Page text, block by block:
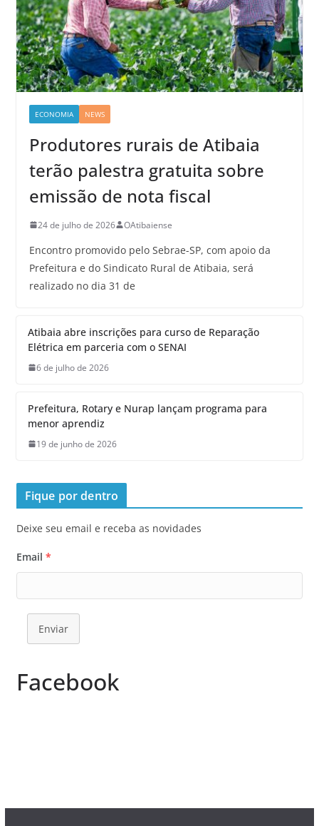
ECONOMIA NEWS
Produtores rurais de Atibaia
terão palestra gratuita sobre
emissão de nota fiscal
24 de julho de 2026 OAtibaiense
Encontro promovido pelo Sebrae-SP, com apoio da
Prefeitura e do Sindicato Rural de Atibaia, será
realizado no dia 31 de
Atibaia abre inscrições para curso de Reparação
Elétrica em parceria com o SENAI
6 de julho de 2026
Prefeitura, Rotary e Nurap lançam programa para
menor aprendiz
19 de junho de 2026
Fique por dentro
Deixe seu email e receba as novidades
Email *
Enviar
Facebook